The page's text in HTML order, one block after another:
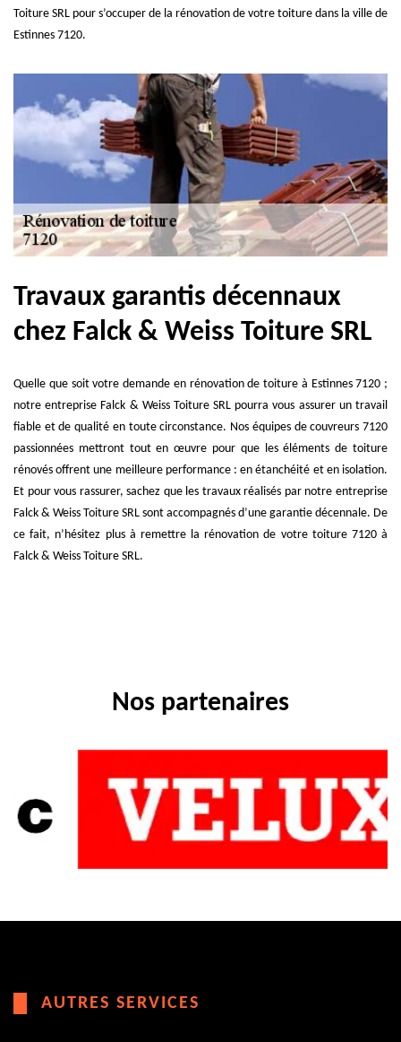
Toiture SRL pour s’occuper de la rénovation de votre toiture dans la ville de
Estinnes 7120.
Travaux garantis décennaux
chez Falck & Weiss Toiture SRL
Quelle que soit votre demande en rénovation de toiture à Estinnes 7120 ;
notre entreprise Falck & Weiss Toiture SRL pourra vous assurer un travail
fiable et de qualité en toute circonstance. Nos équipes de couvreurs 7120
passionnées mettront tout en œuvre pour que les éléments de toiture
rénovés offrent une meilleure performance : en étanchéité et en isolation.
Et pour vous rassurer, sachez que les travaux réalisés par notre entreprise
Falck & Weiss Toiture SRL sont accompagnés d’une garantie décennale. De
ce fait, n’hésitez plus à remettre la rénovation de votre toiture 7120 à
Falck & Weiss Toiture SRL.
Nos partenaires
AUTRES SERVICES